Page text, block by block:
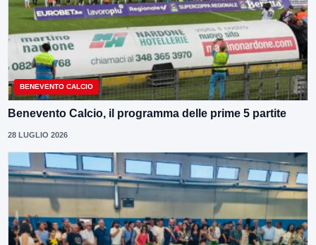
BENEVENTO CALCIO
Benevento Calcio, il programma delle prime 5 partite
28 LUGLIO 2026